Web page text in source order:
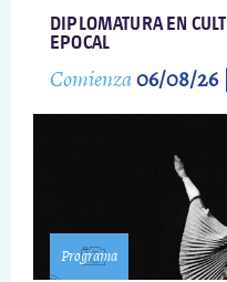
DIPLOMATURA EN
EPOCAL
Comienza06/08/26
Programa